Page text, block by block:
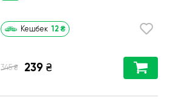
Кешбек 12 ₴
345 ₴ 239 ₴